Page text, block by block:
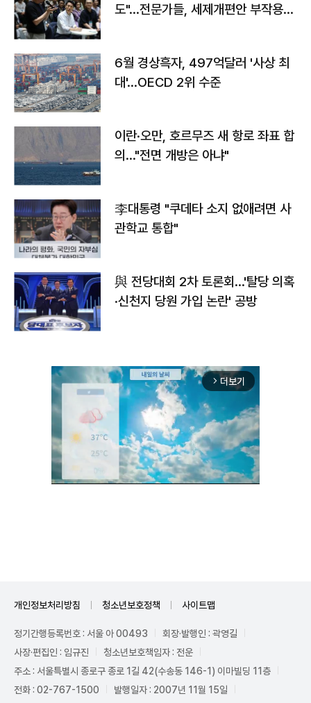
도"…전문가들, 세제개편안 부작용
6월 경상흑자, 497억달러 '사상 최
대'…OECD 2위 수준
이란·오만, 호르무즈 새 항로 좌표 합
의…"전면 개방은 아냐"
李대통령 "쿠데타 소지 없애려면 사
관학교 통합"
與 전당대회 2차 토론회…'탈당 의혹
·신천지 당원 가입 논란' 공방
arrow_forward_ios 더보기
개인정보처리방침 청소년보호정책 사이트맵
정기간행등록번호 : 서울 아 00493
회장·발행인 : 곽영길
사장·편집인 : 임규진
청소년보호책임자 : 전운
주소 : 서울특별시 종로구 종로 1길 42(수송동 146-1) 이마빌딩 11층
전화 : 02-767-1500
발행일자 : 2007년 11월 15일